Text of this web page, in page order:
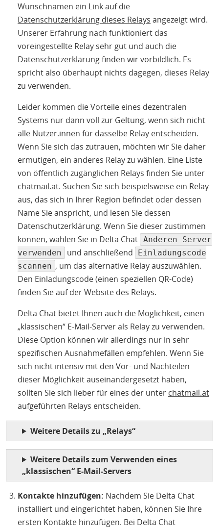
Wunschnamen ein Link auf die
Datenschutzerklärung dieses Relays angezeigt wird.
Unserer Erfahrung nach funktioniert das
voreingestellte Relay sehr gut und auch die
Datenschutzerklärung finden wir vorbildlich. Es
spricht also überhaupt nichts dagegen, dieses Relay
zu verwenden.
Leider kommen die Vorteile eines dezentralen
Systems nur dann voll zur Geltung, wenn sich nicht
alle Nutzer.innen für dasselbe Relay entscheiden.
Wenn Sie sich das zutrauen, möchten wir Sie daher
ermutigen, ein anderes Relay zu wählen. Eine Liste
von öffentlich zugänglichen Relays finden Sie unter
chatmail.at. Suchen Sie sich beispielsweise ein Relay
aus, das sich in Ihrer Region befindet oder dessen
Name Sie anspricht, und lesen Sie dessen
Datenschutzerklärung. Wenn Sie dieser zustimmen
können, wählen Sie in Delta Chat Anderen Server
verwenden
und anschließend
Einladungscode
scannen , um das alternative Relay auszuwählen.
Den Einladungscode (einen speziellen QR-Code)
finden Sie auf der Website des Relays.
Delta Chat bietet Ihnen auch die Möglichkeit, einen
„klassischen“ E-Mail-Server als Relay zu verwenden.
Diese Option können wir allerdings nur in sehr
spezifischen Ausnahmefällen empfehlen. Wenn Sie
sich nicht intensiv mit den Vor- und Nachteilen
dieser Möglichkeit auseinandergesetzt haben,
sollten Sie sich lieber für eines der unter chatmail.at
aufgeführten Relays entscheiden.
Weitere Details zu „Relays“
Weitere Details zum Verwenden eines
„klassischen“ E-Mail-Servers
Kontakte hinzufügen: Nachdem Sie Delta Chat
installiert und eingerichtet haben, können Sie Ihre
ersten Kontakte hinzufügen. Bei Delta Chat